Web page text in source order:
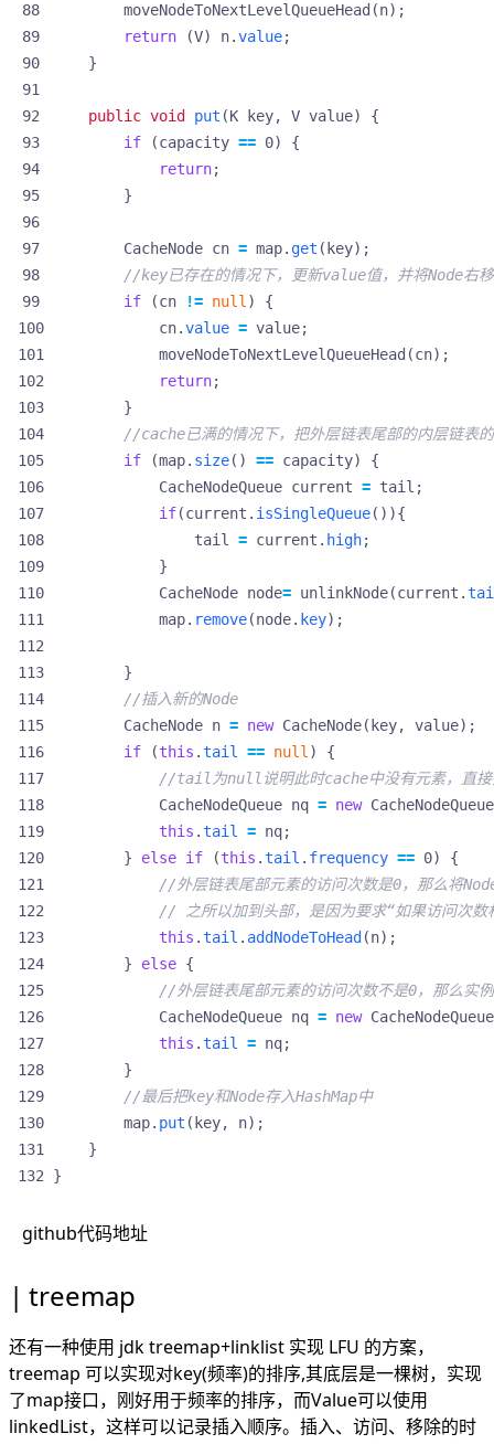
moveNodeToNextLevelQueueHead (n);
return
(V) n.value;
}
public void put (K key, V value)
{
if
(capacity == 0)
{
return;
}
CacheNode cn = map. get ( key);
//key已存在的情况下，更新value值，并将Node右移
if
(cn != null )
{
cn.value = value;
moveNodeToNextLevelQueueHead (cn);
return;
}
//cache已满的情况下，把外层链表尾部的内层链表
if
(map. size() == capacity)
{
CacheNodeQueue current = tail ;
if(current . isSingleQueue()){
tail
= current . high;
}
CacheNode node= unlinkNode(current .
map. remove(node. key);
}
//插入新的Node
CacheNode n = new CacheNode( key, value);
if
(this .tail == null )
{
//tail为null说明此时cache中没有元素，直接
CacheNodeQueue nq = new CacheNodeQueue
this .tail = nq;
}
else if (this .tail . frequency == 0)
{
//外层链表尾部元素的访问次数是0，那么将
// 之所以加到头部，是因为要求“如果访问次数
this .tail . addNodeToHead (n);
}
else {
//外层链表尾部元素的访问次数不是0，那么实
CacheNodeQueue nq = new CacheNodeQueue
this .tail = nq;
}
//最后把key和Node存入HashMap中
map. put ( key, n);
}
}
github代码地址
treemap
还有一种使用 jdk treemap+linklist 实现 LFU 的方案，
treemap 可以实现对key(频率)的排序,其底层是一棵树，实现
了map接口，刚好用于频率的排序，而Value可以使用
linkedList，这样可以记录插入顺序。插入、访问、移除的时